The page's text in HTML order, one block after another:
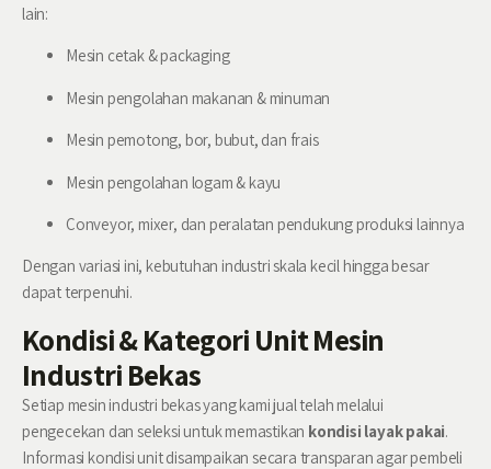
lain:
Mesin cetak & packaging
Mesin pengolahan makanan & minuman
Mesin pemotong, bor, bubut, dan frais
Mesin pengolahan logam & kayu
Conveyor, mixer, dan peralatan pendukung produksi lainnya
Dengan variasi ini, kebutuhan industri skala kecil hingga besar
dapat terpenuhi.
Kondisi & Kategori Unit Mesin
Industri Bekas
Setiap mesin industri bekasyang kami jual telah melalui
pengecekan dan seleksi untuk memastikan kondisi layak pakai.
Informasi kondisi unit disampaikan secara transparan agar pembeli